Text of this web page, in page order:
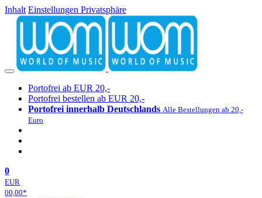
Inhalt Einstellungen Privatsphäre
Portofrei ab EUR 20,-
Portofrei bestellen ab EUR 20,-
Portofrei innerhalb Deutschlands Alle Bestellungen ab 20,-
Euro
0
EUR
00,00*